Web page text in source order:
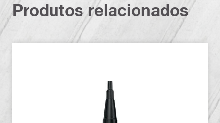
Produtos relacionados